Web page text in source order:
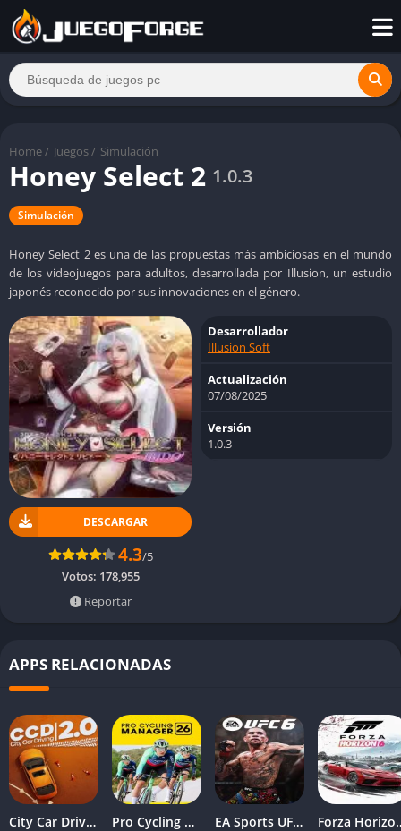
Home / Juegos / Simulación
Honey Select 2 1.0.3
Simulación
Honey Select 2 es una de las propuestas más ambiciosas en el mundo
de los videojuegos para adultos, desarrollada por Illusion, un estudio
japonés reconocido por sus innovaciones en el género.
DESCARGAR
4.3/5
Votos: 178,955
Reportar
Desarrollador
Illusion Soft
Actualización
07/08/2025
Versión
1.0.3
APPS RELACIONADAS
City Car Driving 2.0 Pro Cycling Manager 26 EA Sports UFC 6